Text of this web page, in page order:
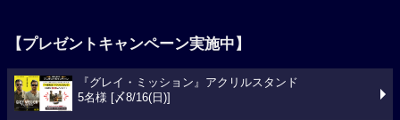
【プレゼントキャンペーン実施中】
『グレイ・ミッション』アクリルスタンド
5名様 [〆8/16(日)]